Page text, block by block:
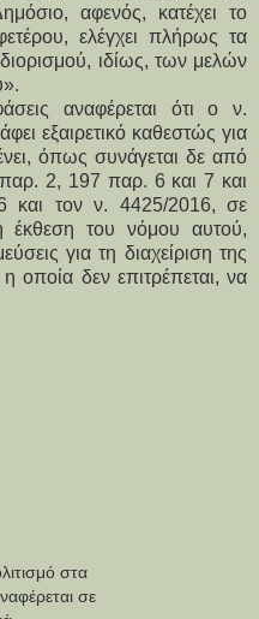
αφενός, κατέχει το
ελέγχει πλήρως τα
ιδίως, των μελών
αναφέρεται ότι ο ν.
εξαιρετικό καθεστώς για
όπως συνάγεται δε από
2, 197 παρ. 6 και 7 και
τον ν. 4425/2016, σε
έκθεση του νόμου αυτού,
για τη διαχείριση της
δεν επιτρέπεται, να
στα
σε